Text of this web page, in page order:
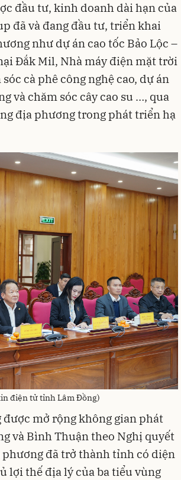
đầu tư, kinh doanh dài hạn của
đã và đang đầu tư, triển khai
như dự án cao tốc Bảo Lộc –
Đắk Mil, Nhà máy điện mặt trời
cà phê công nghệ cao, dự án
và chăm sóc cây cao su …, qua
địa phương trong phát triển hạ
điện tử tỉnh Lâm Đồng)
mở rộng không gian phát
và Bình Thuận theo Nghị quyết
đã trở thành tỉnh có diện
lợi thế địa lý của ba tiểu vùng